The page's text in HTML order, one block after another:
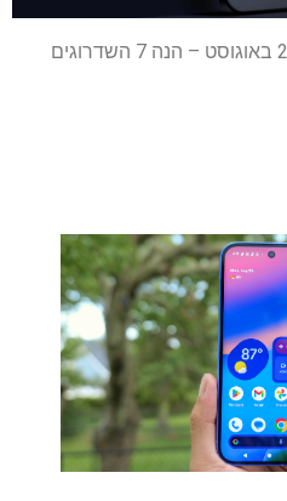
Google Pixel 10 מגיע 20 באוגוסט – הנה 7 השדרוגים